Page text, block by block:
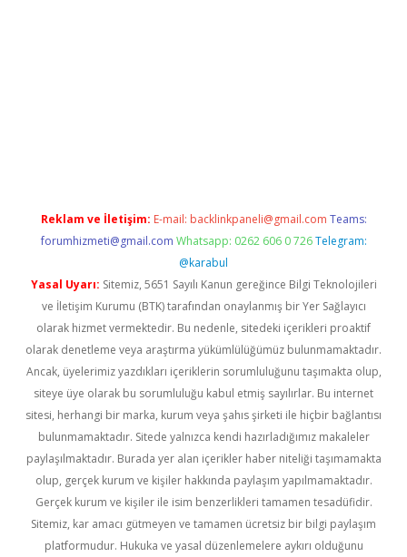
Reklam ve İletişim: E-mail: backlinkpaneli@gmail.com Teams:
forumhizmeti@gmail.com Whatsapp: 0262 606 0 726 Telegram:
@karabul
Yasal Uyarı: Sitemiz, 5651 Sayılı Kanun gereğince Bilgi Teknolojileri
ve İletişim Kurumu (BTK) tarafından onaylanmış bir Yer Sağlayıcı
olarak hizmet vermektedir. Bu nedenle, sitedeki içerikleri proaktif
olarak denetleme veya araştırma yükümlülüğümüz bulunmamaktadır.
Ancak, üyelerimiz yazdıkları içeriklerin sorumluluğunu taşımakta olup,
siteye üye olarak bu sorumluluğu kabul etmiş sayılırlar. Bu internet
sitesi, herhangi bir marka, kurum veya şahıs şirketi ile hiçbir bağlantısı
bulunmamaktadır. Sitede yalnızca kendi hazırladığımız makaleler
paylaşılmaktadır. Burada yer alan içerikler haber niteliği taşımamakta
olup, gerçek kurum ve kişiler hakkında paylaşım yapılmamaktadır.
Gerçek kurum ve kişiler ile isim benzerlikleri tamamen tesadüfidir.
Sitemiz, kar amacı gütmeyen ve tamamen ücretsiz bir bilgi paylaşım
platformudur. Hukuka ve yasal düzenlemelere aykırı olduğunu